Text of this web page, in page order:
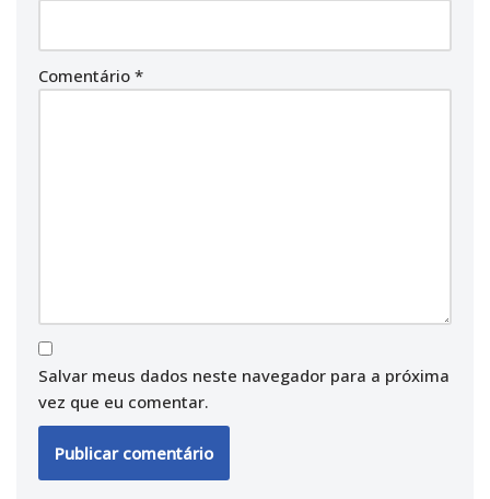
Comentário *
Salvar meus dados neste navegador para a próxima
vez que eu comentar.